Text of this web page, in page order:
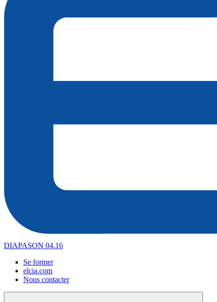
DIAPASON 04.16
Se former
elcia.com
Nous contacter